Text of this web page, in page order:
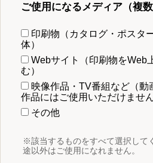
ご使用になるメディア（複数
印刷物（カタログ・ポスタ
体）
Webサイト（印刷物をWeb
む）
映像作品・TV番組など（動
作品にはご使用いただけません
その他
※該当するものをすべて選択して
途以外はご使用になれません。